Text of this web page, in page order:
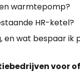
warmtepomp?
HR-ketel?
en wat bespaar ik
voor